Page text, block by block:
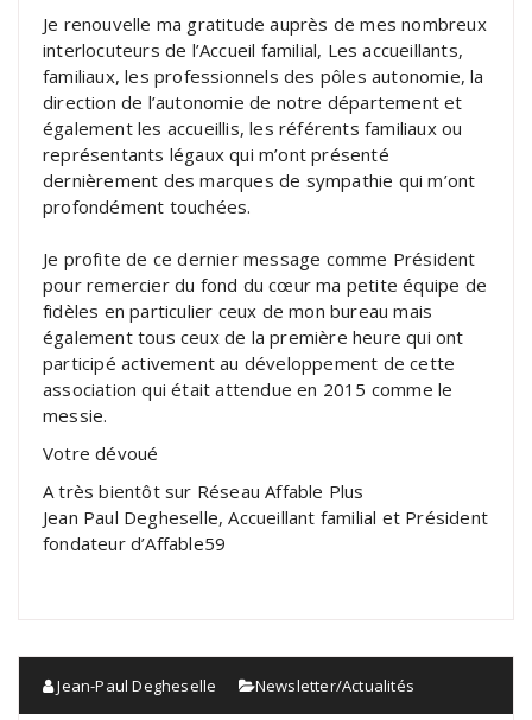
Je renouvelle ma gratitude auprès de mes nombreux
interlocuteurs de l’Accueil familial, Les accueillants,
familiaux, les professionnels des pôles autonomie, la
direction de l’autonomie de notre département et
également les accueillis, les référents familiaux ou
représentants légaux qui m’ont présenté
dernièrement des marques de sympathie qui m’ont
profondément touchées.
Je profite de ce dernier message comme Président
pour remercier du fond du cœur ma petite équipe de
fidèles en particulier ceux de mon bureau mais
également tous ceux de la première heure qui ont
participé activement au développement de cette
association qui était attendue en 2015 comme le
messie.
Votre dévoué
A très bientôt sur Réseau Affable Plus
Jean Paul Degheselle, Accueillant familial et Président
fondateur d’Affable59
Jean-Paul Degheselle Newsletter/Actualités